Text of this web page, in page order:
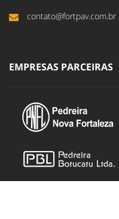
contato@fortpav.com.br
EMPRESAS PARCEIRAS